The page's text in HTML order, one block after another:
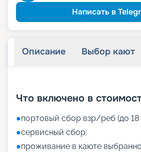
Написать в
Описание Выбор кают
Что включено в
●портовый сбор взр/реб (до 18
●сервисный сбор;
●проживание в каюте